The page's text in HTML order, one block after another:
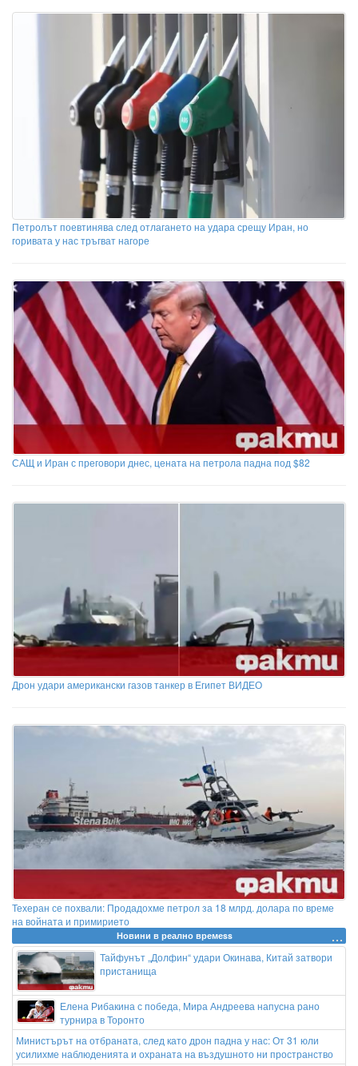
Петролът поевтинява след отлагането на удара срещу Иран, но
горивата у нас тръгват нагоре
САЩ и Иран с преговори днес, цената на петрола падна под $82
Дрон удари американски газов танкер в Египет ВИДЕО
Техеран се похвали: Продадохме петрол за 18 млрд. долара по време
на войната и примирието
Новини в реално времеss
Тайфунът „Долфин“ удари Окинава, Китай затвори
пристанища
Елена Рибакина с победа, Мира Андреева напусна рано
турнира в Торонто
Министърът на отбраната, след като дрон падна у нас: От 31 юли
усилихме наблюденията и охраната на въздушното ни пространство